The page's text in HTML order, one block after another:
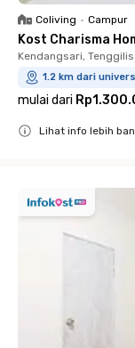
Coliving • Campur
Kost Charisma
Kendangsari, Tenggilis
1.2 km dari
mulai dari
Lihat info lebih